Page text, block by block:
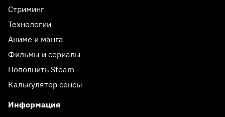
Стриминг
Технологии
Аниме и манга
Фильмы и сериалы
Пополнить Steam
Калькулятор сенсы
Информация